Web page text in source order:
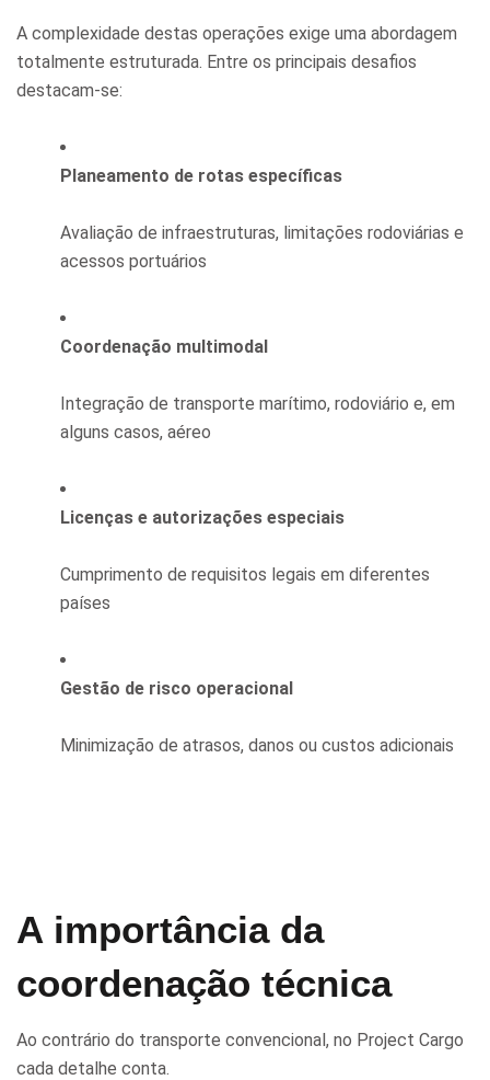
A complexidade destas operações exige uma abordagem
totalmente estruturada. Entre os principais desafios
destacam-se:
Planeamento de rotas específicas
Avaliação de infraestruturas, limitações rodoviárias e
acessos portuários
Coordenação multimodal
Integração de transporte marítimo, rodoviário e, em
alguns casos, aéreo
Licenças e autorizações especiais
Cumprimento de requisitos legais em diferentes
países
Gestão de risco operacional
Minimização de atrasos, danos ou custos adicionais
A importância da
coordenação técnica
Ao contrário do transporte convencional, no Project Cargo
cada detalhe conta.